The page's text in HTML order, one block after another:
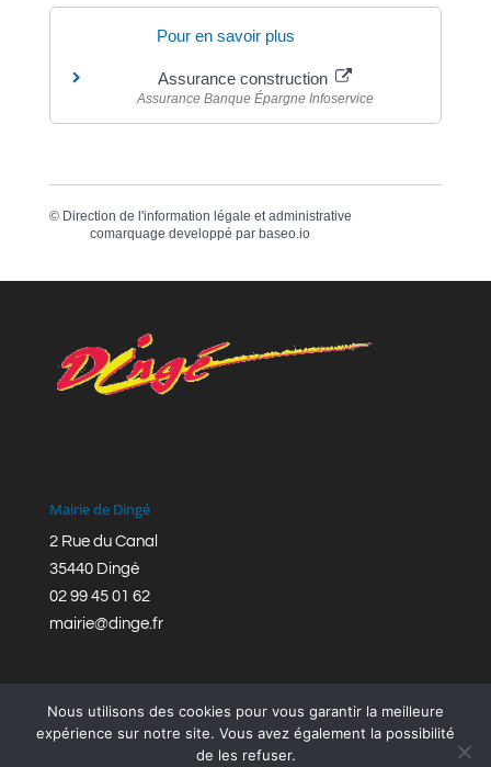
Pour en savoir plus
Assurance construction
Assurance Banque Épargne Infoservice
© Direction de l'information légale et administrative
comarquage developpé par baseo.io
Mairie de Dingé
2 Rue du Canal
35440 Dingé
02 99 45 01 62
mairie@dinge.fr
Réalisation © Mairie de Dingé,Bretagne Romantique
Nous utilisons des cookies pour vous garantir la meilleure
expérience sur notre site. Vous avez également la possibilité
de les refuser.